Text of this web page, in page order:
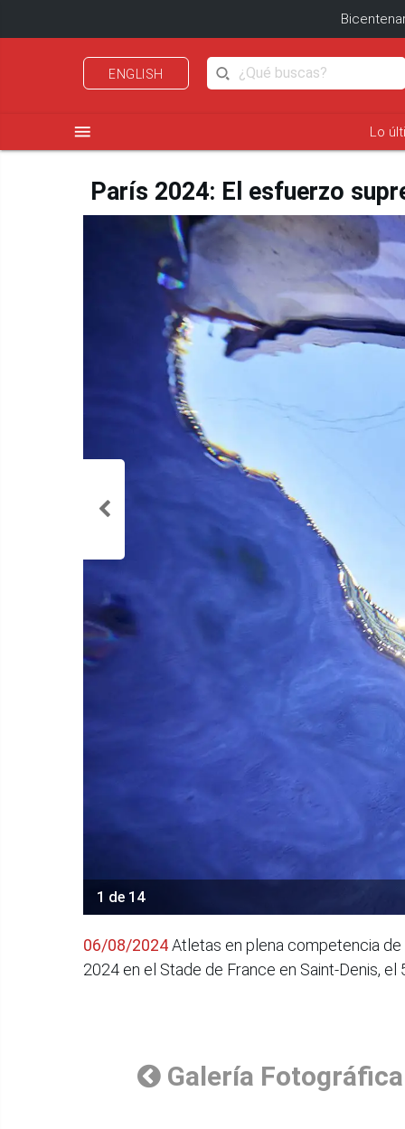
ENGLISH
menu Lo
París 2024: El esfuerzo
1 de 14
06/08/2024Atletas en plena competencia
2024 en el Stade de France en Saint-Denis,
Galería Fotográfica